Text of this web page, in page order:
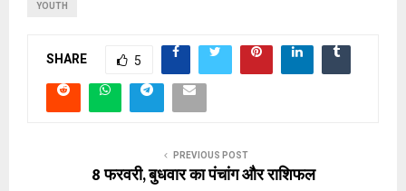
YOUTH
SHARE 5
PREVIOUS POST
8 फरवरी, बुधवार का पंचांग और राशिफल